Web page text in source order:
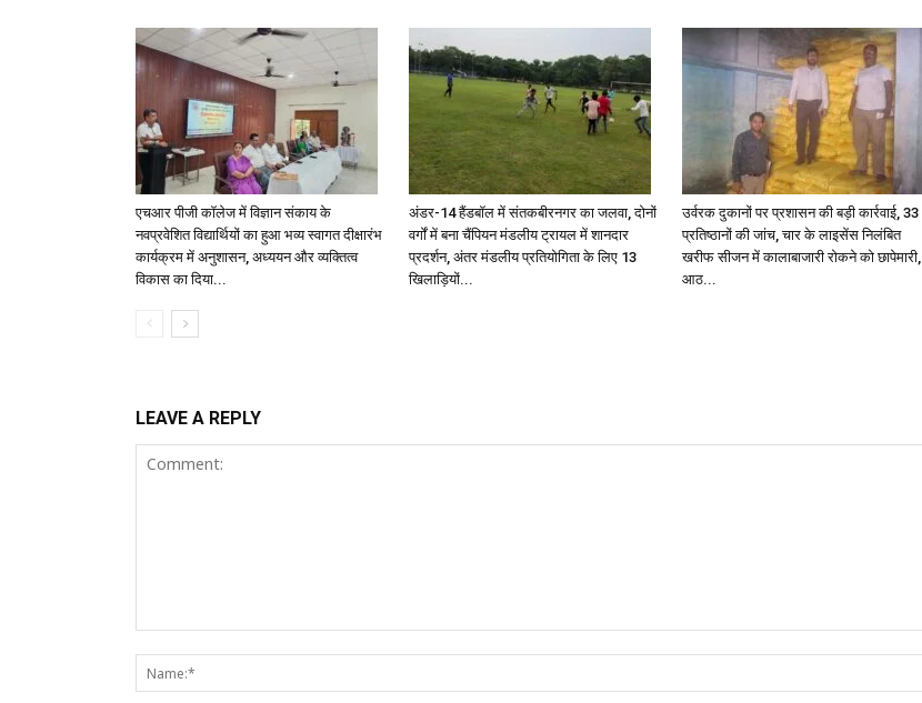
एचआर पीजी कॉलेज में विज्ञान संकाय के
नवप्रवेशित विद्यार्थियों का हुआ भव्य स्वागत दीक्षारंभ
कार्यक्रम में अनुशासन, अध्ययन और व्यक्तित्व
विकास का दिया...
अंडर-14 हैंडबॉल में संतकबीरनगर का जलवा, दोनों
वर्गों में बना चैंपियन मंडलीय ट्रायल में शानदार
प्रदर्शन, अंतर मंडलीय प्रतियोगिता के लिए 13
खिलाड़ियों...
उर्वरक दुकानों पर प्रशासन की बड़ी कार्रवाई, 33
प्रतिष्ठानों की जांच, चार के लाइसेंस निलंबित
खरीफ सीजन में कालाबाजारी रोकने को छापेमारी,
आठ...
LEAVE A REPLY